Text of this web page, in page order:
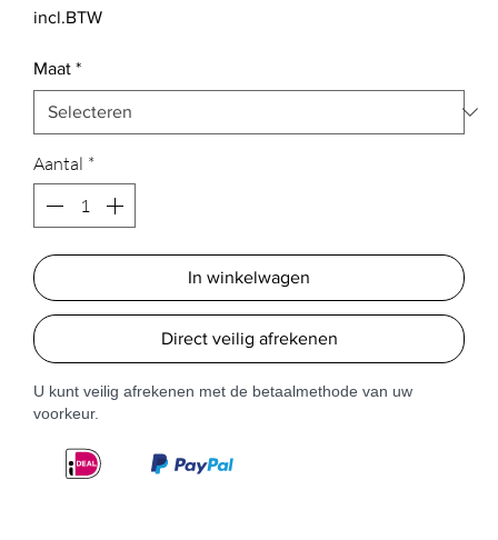
incl.BTW
Maat *
Aantal *
In winkelwagen
Direct veilig afrekenen
U kunt veilig afrekenen met de betaalmethode van uw
voorkeur.